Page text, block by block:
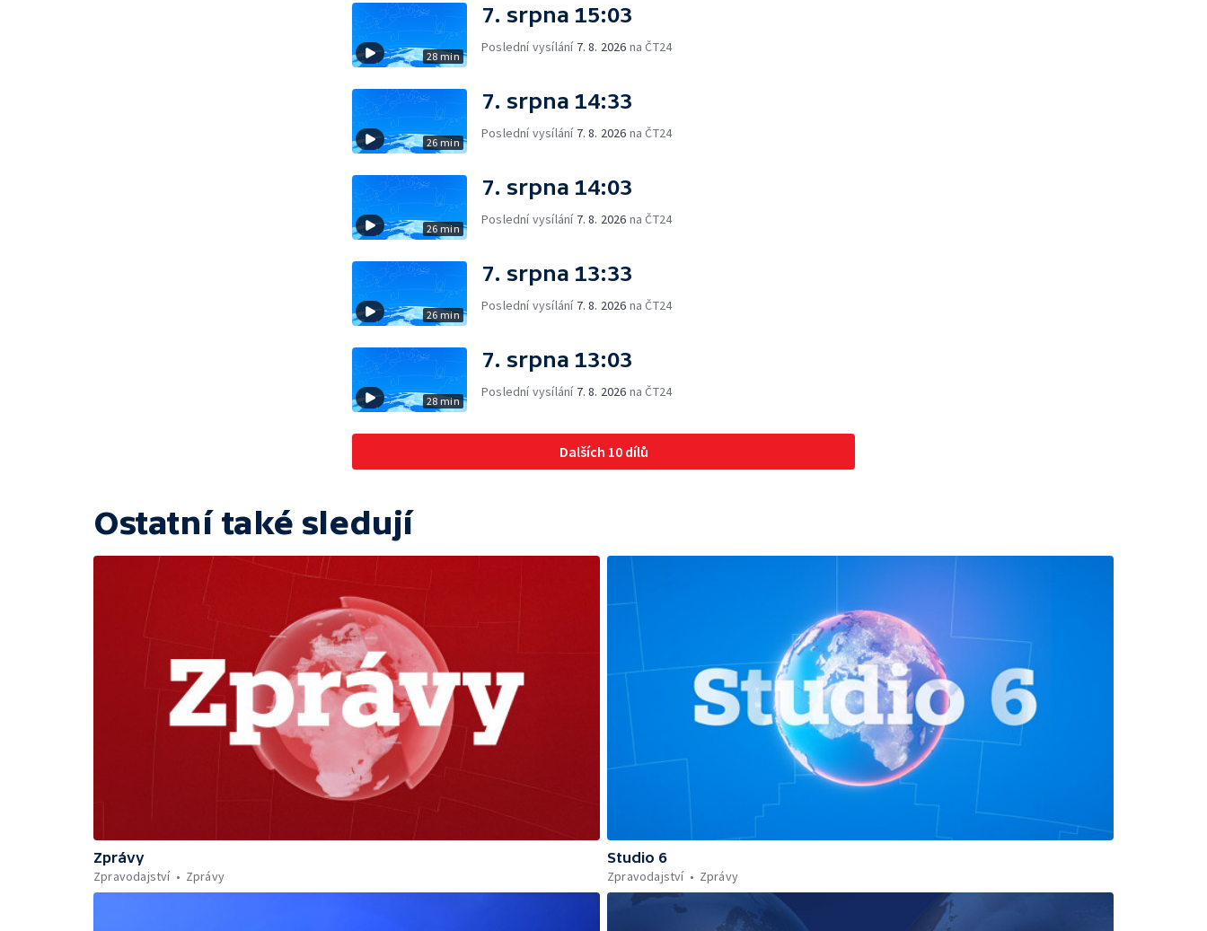
28 min
7. srpna 15:03
Poslední vysílání 7. 8. 2026 na ČT24
26 min
7. srpna 14:33
Poslední vysílání 7. 8. 2026 na ČT24
26 min
7. srpna 14:03
Poslední vysílání 7. 8. 2026 na ČT24
26 min
7. srpna 13:33
Poslední vysílání 7. 8. 2026 na ČT24
28 min
7. srpna 13:03
Poslední vysílání 7. 8. 2026 na ČT24
Dalších 10 dílů
Ostatní také sledují
Zprávy
Zpravodajství
Zprávy
Studio 6
Zpravodajství
Zprávy